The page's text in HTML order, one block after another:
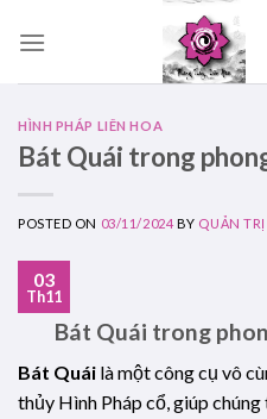
HÌNH PHÁP LIÊN HOA
Bát Quái trong
POSTED ON 03/11/2024 BY QUẢN
03
Th11
Bát Quái trong
Bát Quái là một công cụ vô
thủy Hình Pháp cổ, giúp